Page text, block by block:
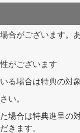
合がございます。
がございます
る場合は特典の対象
い。
場合は特典進呈の
きます。